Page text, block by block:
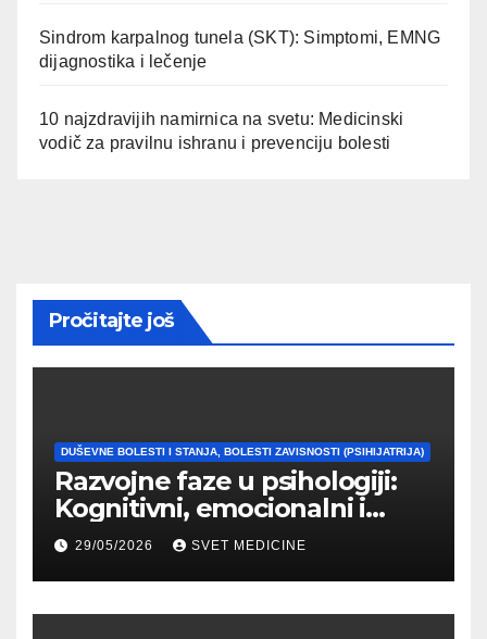
Sindrom karpalnog tunela (SKT): Simptomi, EMNG
dijagnostika i lečenje
10 najzdravijih namirnica na svetu: Medicinski
vodič za pravilnu ishranu i prevenciju bolesti
Pročitajte još
DUŠEVNE BOLESTI I STANJA, BOLESTI ZAVISNOSTI (PSIHIJATRIJA)
Razvojne faze u psihologiji:
Kognitivni, emocionalni i
moralni razvoj čoveka
29/05/2026 SVET MEDICINE